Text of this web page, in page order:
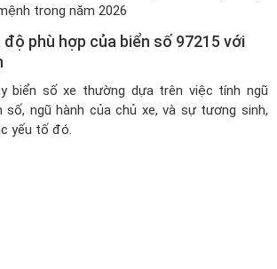
trong năm 2026
độ phù hợp của biển số 97215 với
biển số xe thường dựa trên việc tính ngũ
số, ngũ hành của chủ xe, và sự tương sinh,
yếu tố đó.